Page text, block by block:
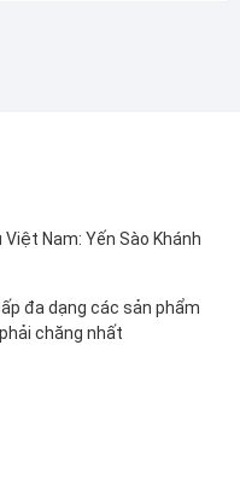
Nam: Yến Sào Khánh
đa dạng các sản phẩm
chăng nhất